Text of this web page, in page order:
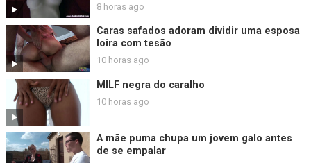
8 horas ago
Caras safados adoram dividir uma esposa
loira com tesão
10 horas ago
MILF negra do caralho
10 horas ago
A mãe puma chupa um jovem galo antes
de se empalar